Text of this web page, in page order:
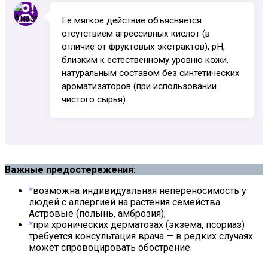
Её мягкое действие объясняется
отсутствием агрессивных кислот (в
отличие от фруктовых экстрактов), pH,
близким к естественному уровню кожи,
натуральным составом без синтетических
ароматизаторов (при использовании
чистого сырья).
Важные предостережения:
возможна индивидуальная непереносимость у
людей с аллергией на растения семейства
Астровые (полынь, амброзия);
при хронических дерматозах (экзема, псориаз)
требуется консультация врача — в редких случаях
может спровоцировать обострение.